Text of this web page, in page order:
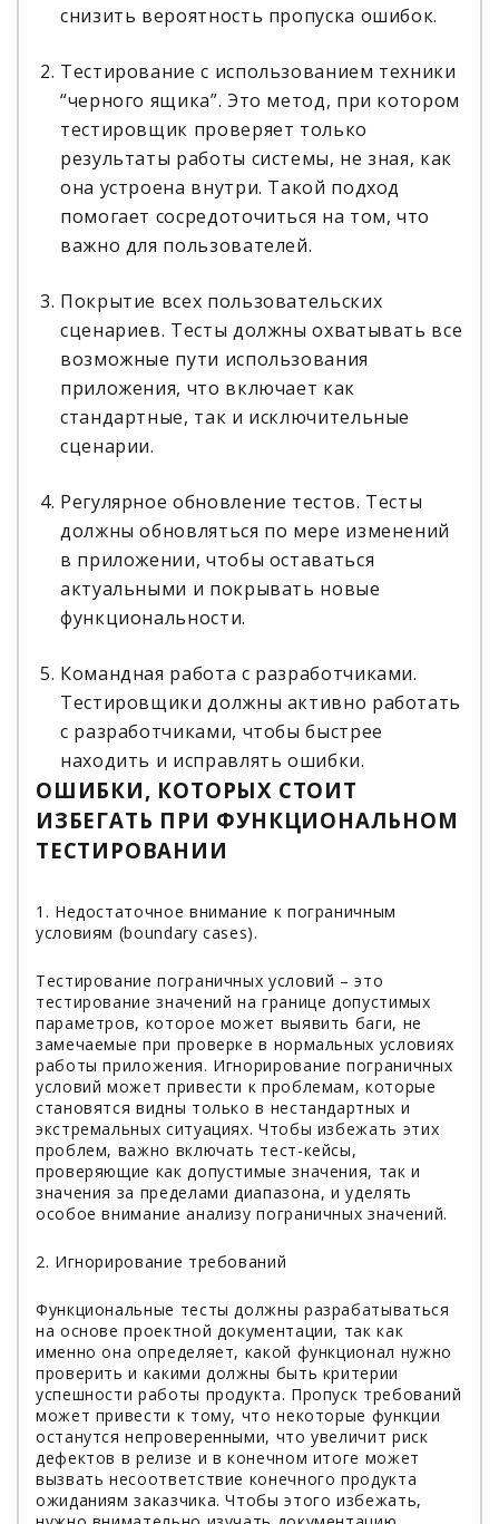
снизить вероятность пропуска ошибок.
Тестирование с использованием техники
“черного ящика”. Это метод, при котором
тестировщик проверяет только
результаты работы системы, не зная, как
она устроена внутри. Такой подход
помогает сосредоточиться на том, что
важно для пользователей.
Покрытие всех пользовательских
сценариев. Тесты должны охватывать все
возможные пути использования
приложения, что включает как
стандартные, так и исключительные
сценарии.
Регулярное обновление тестов. Тесты
должны обновляться по мере изменений
в приложении, чтобы оставаться
актуальными и покрывать новые
функциональности.
Командная работа с разработчиками.
Тестировщики должны активно работать
с разработчиками, чтобы быстрее
находить и исправлять ошибки.
ОШИБКИ, КОТОРЫХ СТОИТ
ИЗБЕГАТЬ ПРИ ФУНКЦИОНАЛЬНОМ
ТЕСТИРОВАНИИ
1. Недостаточное внимание к пограничным
условиям (boundary cases).
Тестирование пограничных условий – это
тестирование значений на границе допустимых
параметров, которое может выявить баги, не
замечаемые при проверке в нормальных условиях
работы приложения. Игнорирование пограничных
условий может привести к проблемам, которые
становятся видны только в нестандартных и
экстремальных ситуациях. Чтобы избежать этих
проблем, важно включать тест-кейсы,
проверяющие как допустимые значения, так и
значения за пределами диапазона, и уделять
особое внимание анализу пограничных значений.
2. Игнорирование требований
Функциональные тесты должны разрабатываться
на основе проектной документации, так как
именно она определяет, какой функционал нужно
проверить и какими должны быть критерии
успешности работы продукта. Пропуск требований
может привести к тому, что некоторые функции
останутся непроверенными, что увеличит риск
дефектов в релизе и в конечном итоге может
вызвать несоответствие конечного продукта
ожиданиям заказчика. Чтобы этого избежать,